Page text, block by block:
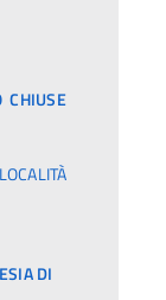
CHIUSE
DI